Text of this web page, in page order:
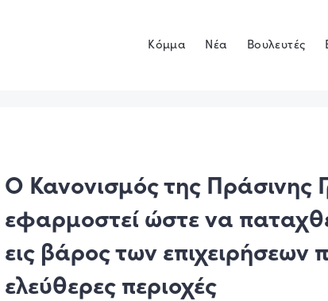
Κόμμα Νέα Βουλευτές
Ο Κανονισμός της Πράσινης
εφαρμοστεί ώστε να
εις βάρος των επιχειρήσεων
ελεύθερες περιοχές